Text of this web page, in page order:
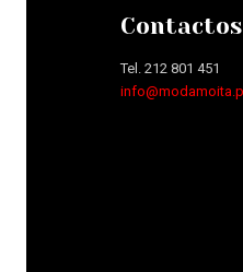
Contactos
Tel. 212 801 451